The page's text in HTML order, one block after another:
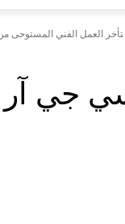
تأخر العمل الفني المستوحى
جي